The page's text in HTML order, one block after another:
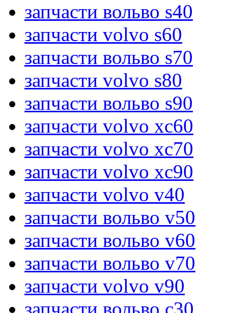
запчасти вольво s40
запчасти volvo s60
запчасти вольво s70
запчасти volvo s80
запчасти вольво s90
запчасти volvo xc60
запчасти volvo xc70
запчасти volvo xc90
запчасти volvo v40
запчасти вольво v50
запчасти вольво v60
запчасти вольво v70
запчасти volvo v90